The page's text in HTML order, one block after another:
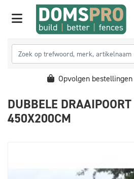
Opvolgen
DUBBELE
450X200CM